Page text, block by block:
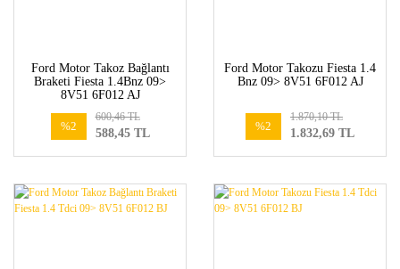
Ford Motor Takoz Bağlantı
Braketi Fiesta 1.4Bnz 09>
8V51 6F012 AJ
%2
588,45 TL
600,46 TL
Ford Motor Takozu Fiesta 1.4
Bnz 09> 8V51 6F012 AJ
%2
1.832,69 TL
1.870,10 TL